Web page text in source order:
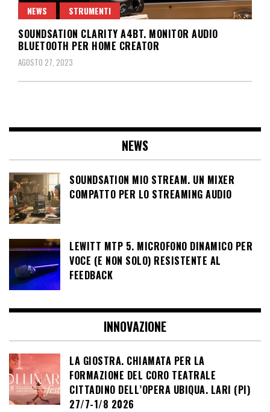
NEWS STRUMENTI
SOUNDSATION CLARITY A4BT. MONITOR AUDIO
BLUETOOTH PER HOME CREATOR
AGOSTO 27, 2023
NEWS
SOUNDSATION MIO STREAM. UN MIXER
COMPATTO PER LO STREAMING AUDIO
LEWITT MTP 5. MICROFONO DINAMICO PER
VOCE (E NON SOLO) RESISTENTE AL
FEEDBACK
INNOVAZIONE
LA GIOSTRA. CHIAMATA PER LA
FORMAZIONE DEL CORO TEATRALE
CITTADINO DELL’OPERA UBIQUA. LARI (PI)
27/7-1/8 2026